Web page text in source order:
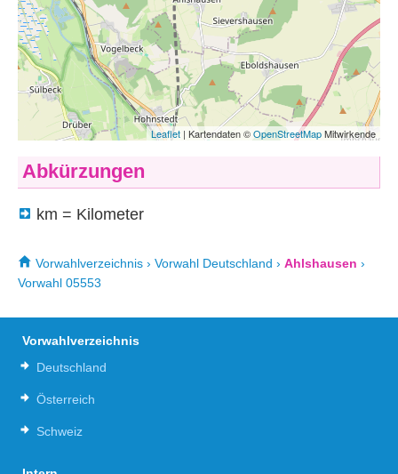
Abkürzungen
km = Kilometer
Vorwahlverzeichnis › Vorwahl Deutschland › Ahlshausen ›
Vorwahl 05553
Vorwahlverzeichnis
Deutschland
Österreich
Schweiz